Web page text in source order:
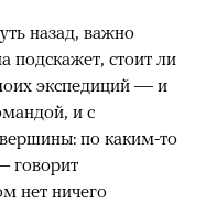
назад, важно
подскажет, стоит ли
экспедиций — и
и с
по каким-то
говорит
нет ничего